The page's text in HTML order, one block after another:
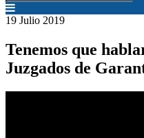
19 Julio 2019
Tenemos que
Juzgados de